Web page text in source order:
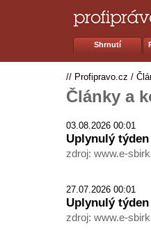
Shrnutí
// Profipravo.cz /
Články a
03.08.2026 00:01
Uplynulý týden
zdroj: www.e-
27.07.2026 00:01
Uplynulý týden
zdroj: www.e-